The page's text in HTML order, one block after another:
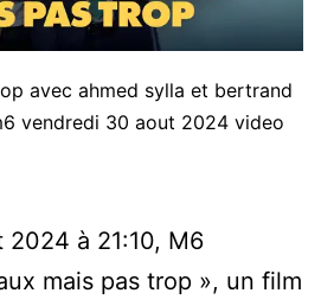
avec ahmed sylla et bertrand
vendredi 30 aout 2024 video
à 21:10, M6
mais pas trop », un film